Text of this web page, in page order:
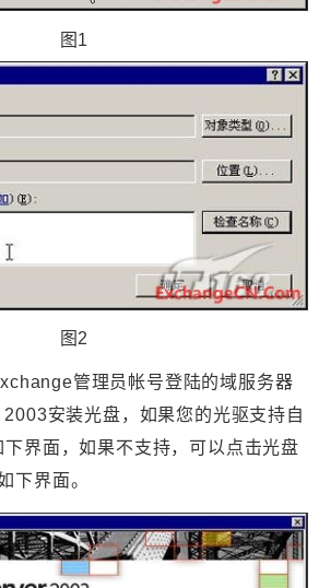
图1
图2
管理员帐号登陆的域服务器
2003安装光盘，如果您的光驱支持自
界面，如果不支持，可以点击光盘
下界面。